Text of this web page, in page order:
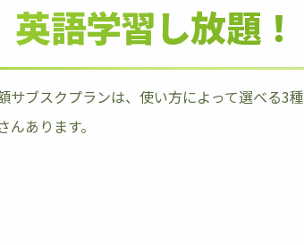
英語学習し放題！
サブスクプランは、使い方によって選べる3
あります。